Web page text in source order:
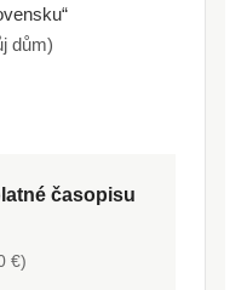
dům)
časopisu
€)